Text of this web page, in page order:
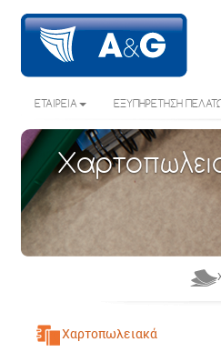
ΕΤΑΙΡΕΙΑ ΕΞΥΠΗΡΕΤΗΣΗ
Χαρτοπωλειακά